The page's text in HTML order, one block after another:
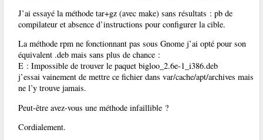
J’ai essayé la méthode tar+gz (avec make) sans résultats : pb de
compilateur et absence d’instructions pour configurer la cible.
La méthode rpm ne fonctionnant pas sous Gnome j’ai opté pour son
équivalent .deb mais sans plus de chance :
E : Impossible de trouver le paquet bigloo_2.6e-1_i386.deb
j’essai vainement de mettre ce fichier dans var/cache/apt/archives mais
ne l’y trouve jamais.
Peut-être avez-vous une méthode infaillible ?
Cordialement.